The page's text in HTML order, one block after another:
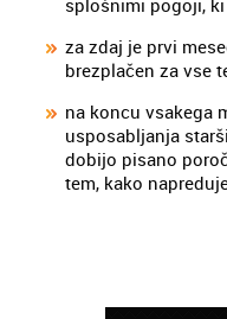
splošnimi pogoji,
za zdaj je prvi
brezplačen za vse
na koncu vsakega
usposabljanja
dobijo pisano
tem, kako